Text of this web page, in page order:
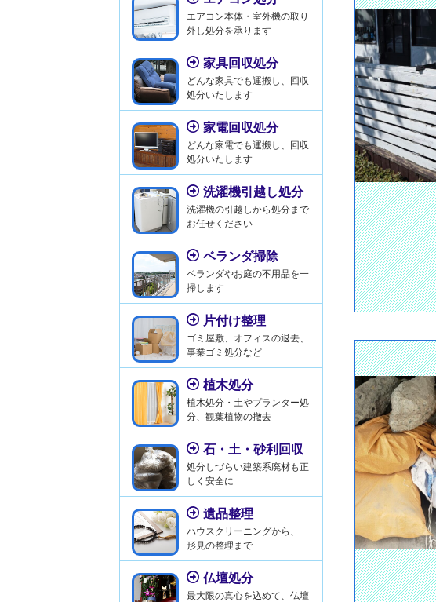
エアコン本体・室外機の取り
外し処分を承ります
家具回収処分
どんな家具でも運搬し、回収
処分いたします
家電回収処分
どんな家電でも運搬し、回収
処分いたします
洗濯機引越し処分
洗濯機の引越しから処分まで
お任せください
ベランダ掃除
ベランダやお庭の不用品を一
掃します
片付け整理
ゴミ屋敷、オフィスの退去、
事業ゴミ処分など
植木処分
植木処分・土やプランター処
分、観葉植物の撤去
石・土・砂利回収
処分しづらい建築系廃材も正
しく安全に
遺品整理
ハウスクリーニングから、
形見の整理まで
仏壇処分
最大限の真心を込めて、仏壇